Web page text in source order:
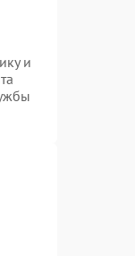
и